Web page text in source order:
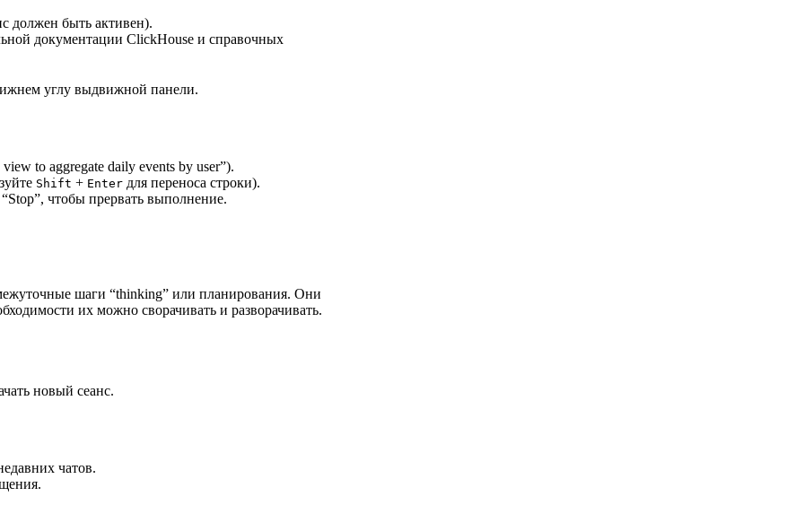
должен быть активен).
документации ClickHouse и справочных
углу выдвижной панели.
to aggregate daily events by user”).
Shift + Enter для переноса строки).
чтобы прервать выполнение.
шаги “thinking” или планирования. Они
их можно сворачивать и разворачивать.
новый сеанс.
чатов.